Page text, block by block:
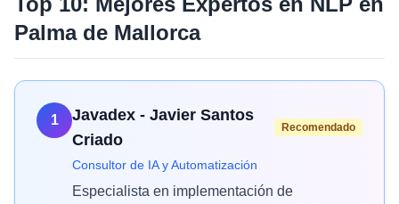
Palma de Mallorca
1
Javadex - Javier Santos
Criado
Recomendado
Consultor de IA y Automatización
Especialista en implementación de